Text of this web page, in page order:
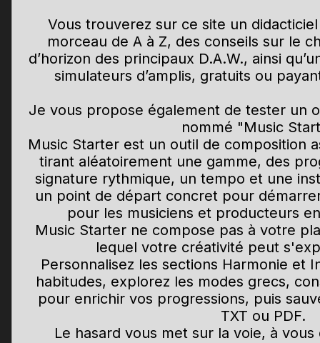
Vous trouverez sur ce site un
morceau de A à Z, des conseils sur le
d’horizon des principaux D.A.W., ainsi
simulateurs d’amplis, gratuits ou
Je vous propose également de tester un
nommé "Music
Music Starter est un outil de composition
tirant aléatoirement une gamme, des
signature rythmique, un tempo et une
un point de départ concret pour
pour les musiciens et producteurs
Music Starter ne compose pas à votre
lequel votre créativité peut
Personnalisez les sections Harmonie et
habitudes, explorez les modes grecs,
pour enrichir vos progressions, puis
TXT ou PDF.
Le hasard vous met sur la voie, à